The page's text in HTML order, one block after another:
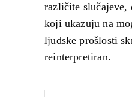
različite slučajeve,
koji ukazuju na
ljudske prošlosti
reinterpretiran.